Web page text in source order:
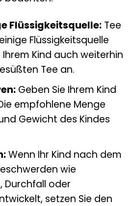
Flüssigkeitsquelle: Tee
Flüssigkeitsquelle
Ihrem Kind auch weiterhin
Tee an.
Geben Sie Ihrem Kind
empfohlene Menge
Gewicht des Kindes
Wenn Ihr Kind nach dem
wie
Durchfall oder
setzen Sie den